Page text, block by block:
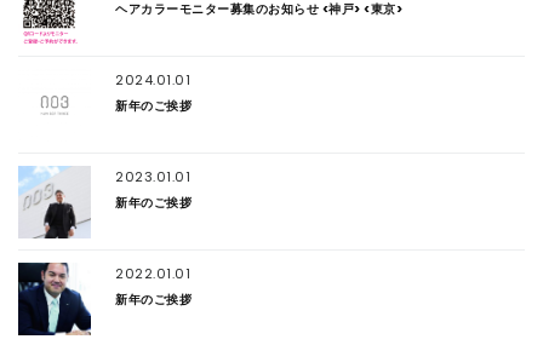
ヘアカラーモニター募集のお知らせ <神戸> <東京>
2024.01.01
新年のご挨拶
2023.01.01
新年のご挨拶
2022.01.01
新年のご挨拶